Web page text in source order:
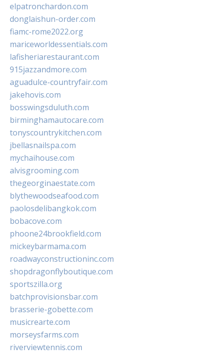
elpatronchardon.com
donglaishun-order.com
fiamc-rome2022.org
mariceworldessentials.com
lafisheriarestaurant.com
915jazzandmore.com
aguadulce-countryfair.com
jakehovis.com
bosswingsduluth.com
birminghamautocare.com
tonyscountrykitchen.com
jbellasnailspa.com
mychaihouse.com
alvisgrooming.com
thegeorginaestate.com
blythewoodseafood.com
paolosdelibangkok.com
bobacove.com
phoone24brookfield.com
mickeybarmama.com
roadwayconstructioninc.com
shopdragonflyboutique.com
sportszilla.org
batchprovisionsbar.com
brasserie-gobette.com
musicrearte.com
morseysfarms.com
riverviewtennis.com